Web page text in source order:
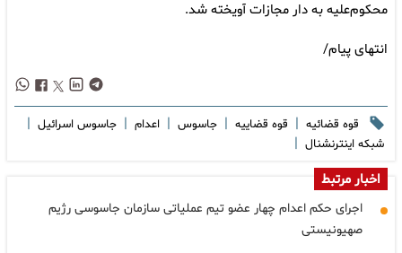
محکوم‌علیه به دار مجازات آویخته شد.
انتهای پیام/
قوه قضائیه | قوه قضاییه | جاسوس | اعدام | جاسوس اسرائیل |
شبکه اینترنشنال |
اخبار مرتبط
اجرای حکم اعدام چهار عضو تیم عملیاتی سازمان جاسوسی رژیم
صهیونیستی